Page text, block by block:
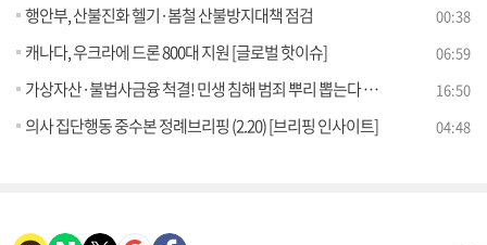
행안부, 산불진화 헬기·봄철 산불방지대책 점검 00:38
캐나다, 우크라에 드론 800대 지원 [글로벌 핫이슈] 06:59
가상자산·불법사금융 척결! 민생 침해 범죄 뿌리 뽑는다 [경제&이슈] 16:50
의사 집단행동 중수본 정례브리핑 (2.20) [브리핑 인사이트] 04:48